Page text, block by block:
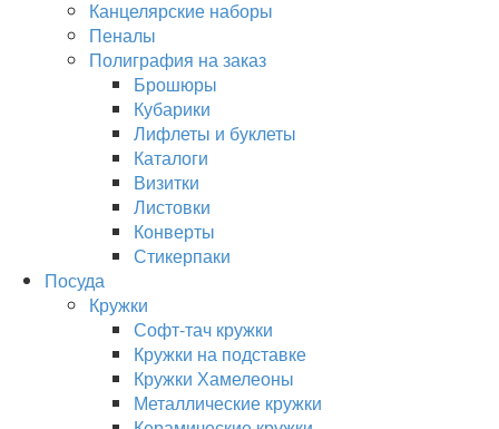
Канцелярские наборы
Пеналы
Полиграфия на заказ
Брошюры
Кубарики
Лифлеты и буклеты
Каталоги
Визитки
Листовки
Конверты
Стикерпаки
Посуда
Кружки
Софт-тач кружки
Кружки на подставке
Кружки Хамелеоны
Металлические кружки